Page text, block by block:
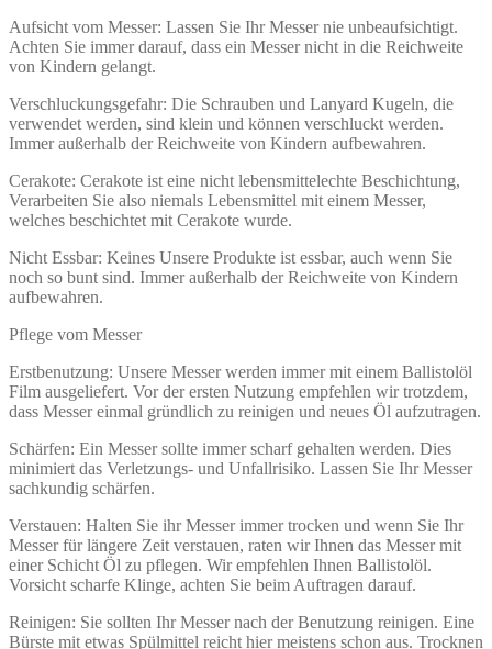
Aufsicht vom Messer: Lassen Sie Ihr Messer nie unbeaufsichtigt.
Achten Sie immer darauf, dass ein Messer nicht in die Reichweite
von Kindern gelangt.
Verschluckungsgefahr: Die Schrauben und Lanyard Kugeln, die
verwendet werden, sind klein und können verschluckt werden.
Immer außerhalb der Reichweite von Kindern aufbewahren.
Cerakote: Cerakote ist eine nicht lebensmittelechte Beschichtung,
Verarbeiten Sie also niemals Lebensmittel mit einem Messer,
welches beschichtet mit Cerakote wurde.
Nicht Essbar: Keines Unsere Produkte ist essbar, auch wenn Sie
noch so bunt sind. Immer außerhalb der Reichweite von Kindern
aufbewahren.
Pflege vom Messer
Erstbenutzung: Unsere Messer werden immer mit einem Ballistolöl
Film ausgeliefert. Vor der ersten Nutzung empfehlen wir trotzdem,
dass Messer einmal gründlich zu reinigen und neues Öl aufzutragen.
Schärfen: Ein Messer sollte immer scharf gehalten werden. Dies
minimiert das Verletzungs- und Unfallrisiko. Lassen Sie Ihr Messer
sachkundig schärfen.
Verstauen: Halten Sie ihr Messer immer trocken und wenn Sie Ihr
Messer für längere Zeit verstauen, raten wir Ihnen das Messer mit
einer Schicht Öl zu pflegen. Wir empfehlen Ihnen Ballistolöl.
Vorsicht scharfe Klinge, achten Sie beim Auftragen darauf.
Reinigen: Sie sollten Ihr Messer nach der Benutzung reinigen. Eine
Bürste mit etwas Spülmittel reicht hier meistens schon aus. Trocknen